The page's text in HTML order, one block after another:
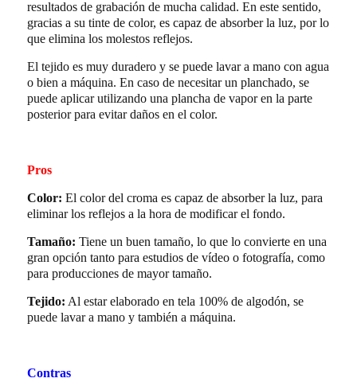
resultados de grabación de mucha calidad. En este sentido,
gracias a su tinte de color, es capaz de absorber la luz, por lo
que elimina los molestos reflejos.
El tejido es muy duradero y se puede lavar a mano con agua
o bien a máquina. En caso de necesitar un planchado, se
puede aplicar utilizando una plancha de vapor en la parte
posterior para evitar daños en el color.
Pros
Color: El color del croma es capaz de absorber la luz, para
eliminar los reflejos a la hora de modificar el fondo.
Tamaño: Tiene un buen tamaño, lo que lo convierte en una
gran opción tanto para estudios de vídeo o fotografía, como
para producciones de mayor tamaño.
Tejido: Al estar elaborado en tela 100% de algodón, se
puede lavar a mano y también a máquina.
Contras